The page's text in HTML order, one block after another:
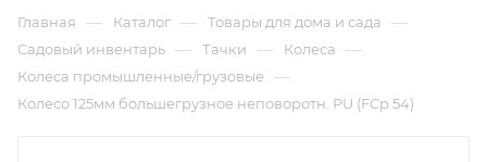
Главная — Каталог — Товары для дома и сада —
Садовый инвентарь — Тачки — Колеса —
Колеса промышленные/грузовые —
Колесо 125мм большегрузное неповоротн. PU (FCp 54)